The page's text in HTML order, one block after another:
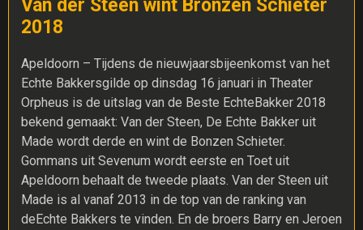
Van der Steen wint Bronzen Schieter
2018
Apeldoorn – Tijdens de nieuwjaarsbijeenkomst van het
Echte Bakkersgilde op dinsdag 16 januari in Theater
Orpheus is de uitslag van de Beste EchteBakker 2018
bekend gemaakt: Van der Steen, De Echte Bakker uit
Made wordt derde en wint de Bonzen Schieter.
Gommans uit Sevenum wordt eerste en Toet uit
Apeldoorn behaalt de tweede plaats. Van der Steen uit
Made is al vanaf 2013 in de top van de ranking van
deEchte Bakkers te vinden. En de broers Barry en Jeroen